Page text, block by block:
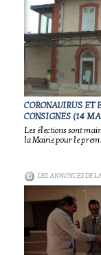
CORONAVIRUS ET
CONSIGNES (14
Les élections sont
la Mairie pour le
LES ANNONCES DE